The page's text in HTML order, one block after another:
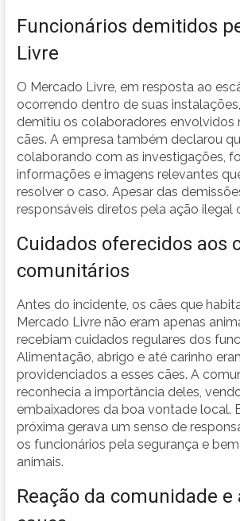
Funcionários demitidos
Livre
O Mercado Livre, em resposta ao
ocorrendo dentro de suas
demitiu os colaboradores envolvidos
cães. A empresa também declarou
colaborando com as investigações,
informações e imagens relevantes
resolver o caso. Apesar das
responsáveis diretos pela ação ilegal
Cuidados oferecidos aos
comunitários
Antes do incidente, os cães que
Mercado Livre não eram apenas
recebiam cuidados regulares dos
Alimentação, abrigo e até carinho
providenciados a esses cães. A
reconhecia a importância deles,
embaixadores da boa vontade local.
próxima gerava um senso de
os funcionários pela segurança e
animais.
Reação da comunidade e